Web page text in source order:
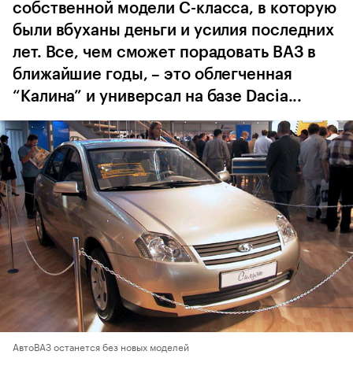
собственной модели С-класса, в которую
были вбуханы деньги и усилия последних
лет. Все, чем сможет порадовать ВАЗ в
ближайшие годы, – это облегченная
“Калина” и универсал на базе Dacia...
АвтоВАЗ останется без новых моделей